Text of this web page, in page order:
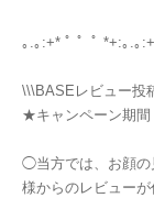
｡.｡:+* ﾟ ゜ﾟ *+:｡.｡
\\\BASEレビュー投
★キャンペーン期
◯当方では、お顔の
様からのレビューが